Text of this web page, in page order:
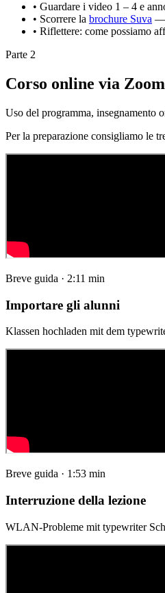
• Guardare i video 1 – 4 e
• Scorrere la brochure Suva —
• Riflettere: come possiamo
Parte 2
Corso online via Zoom
Uso del programma, insegnamento
Per la preparazione consigliamo le
Breve guida · 2:11 min
Importare gli alunni
Klassen hochladen mit dem
Breve guida · 1:53 min
Interruzione della lezione
WLAN-Probleme mit typewriter